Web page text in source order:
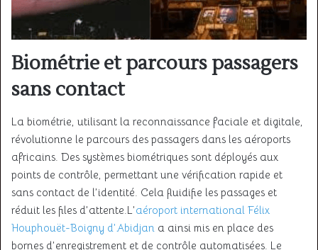
Biométrie et parcours passagers
sans contact
La biométrie, utilisant la reconnaissance faciale et digitale,
révolutionne le parcours des passagers dans les aéroports
africains. Des systèmes biométriques sont déployés aux
points de contrôle, permettant une vérification rapide et
sans contact de l’identité. Cela fluidifie les passages et
réduit les files d’attente .L’aéroport international Félix
Houphouët-Boigny d’Abidjan a ainsi mis en place des
bornes d’enregistrement et de contrôle automatisées. Le